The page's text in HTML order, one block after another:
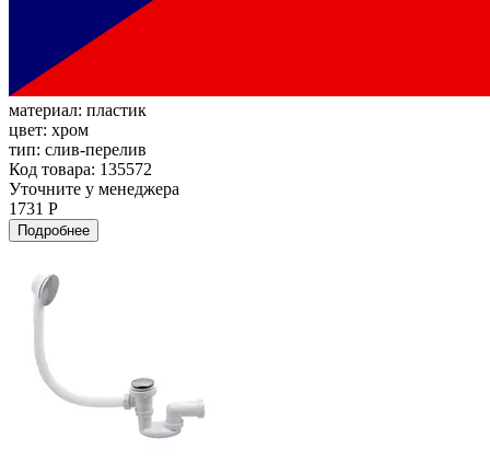
материал: пластик
цвет: хром
тип: слив-перелив
Код товара: 135572
Уточните у менеджера
1731 Р
Подробнее